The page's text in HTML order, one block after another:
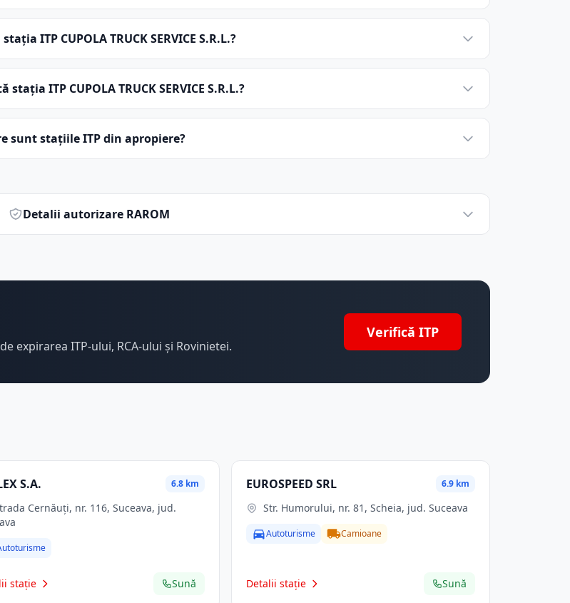
ITP CUPOLA TRUCK SERVICE S.R.L.?
ITP CUPOLA TRUCK SERVICE S.R.L.?
sunt stațiile ITP din apropiere?
Detalii autorizare RAROM
expirarea ITP-ului, RCA-ului și Rovinietei.
Verifică ITP
S.A. 6.8 km
stație Sună
EUROSPEED SRL 6.9 km
Str. Humorului, nr. 81, Scheia, jud. Suceava
Autoturisme Camioane
Detalii stație Sună